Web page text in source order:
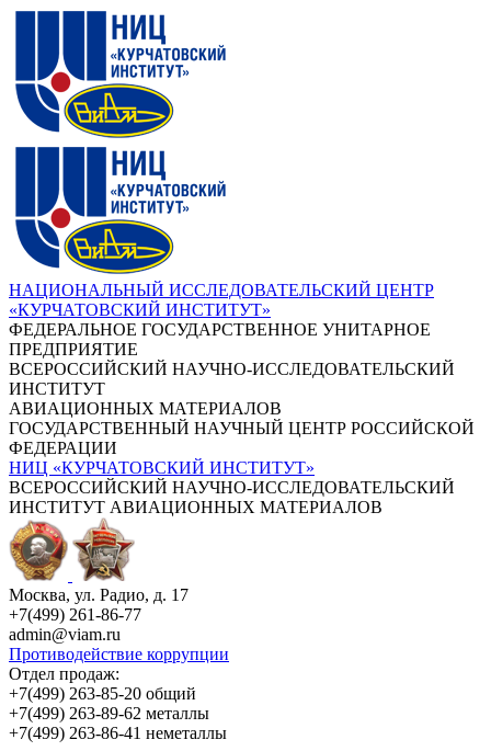
НАЦИОНАЛЬНЫЙ ИССЛЕДОВАТЕЛЬСКИЙ ЦЕНТР
«КУРЧАТОВСКИЙ ИНСТИТУТ»
ФЕДЕРАЛЬНОЕ ГОСУДАРСТВЕННОЕ УНИТАРНОЕ
ПРЕДПРИЯТИЕ
ВСЕРОССИЙСКИЙ НАУЧНО-ИССЛЕДОВАТЕЛЬСКИЙ
ИНСТИТУТ
АВИАЦИОННЫХ МАТЕРИАЛОВ
ГОСУДАРСТВЕННЫЙ НАУЧНЫЙ ЦЕНТР РОССИЙСКОЙ
ФЕДЕРАЦИИ
НИЦ «КУРЧАТОВСКИЙ ИНСТИТУТ»
ВСЕРОССИЙСКИЙ НАУЧНО-ИССЛЕДОВАТЕЛЬСКИЙ
ИНСТИТУТ АВИАЦИОННЫХ МАТЕРИАЛОВ
Москва, ул. Радио, д. 17
+7(499) 261-86-77
admin@viam.ru
Противодействие коррупции
Отдел продаж:
+7(499) 263-85-20 общий
+7(499) 263-89-62 металлы
+7(499) 263-86-41 неметаллы